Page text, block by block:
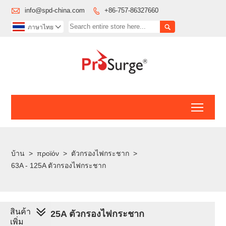
 info@spd-china.com  +86-757-86327660

ภาษาไทย 
บ้าน > προϊόν > ตัวกรองไฟกระชาก >
63A - 125A ตัวกรองไฟกระชาก
63A - 125A ตัวกรองไฟกระชาก
สินค้า
เพิ่ม